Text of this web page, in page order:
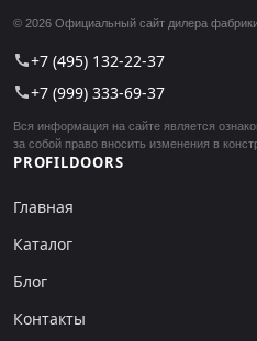
© 2026 Официальный сайт дилера
call+7 (495) 132-22-37
call+7 (999) 333-69-37
Вся информация на сайте является
за собой право вносить изменения в
PROFILDOORS
Главная
Каталог
Блог
Контакты